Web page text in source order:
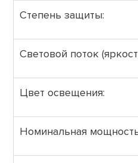
Степень защиты:
Световой поток
Цвет освещения:
Номинальная